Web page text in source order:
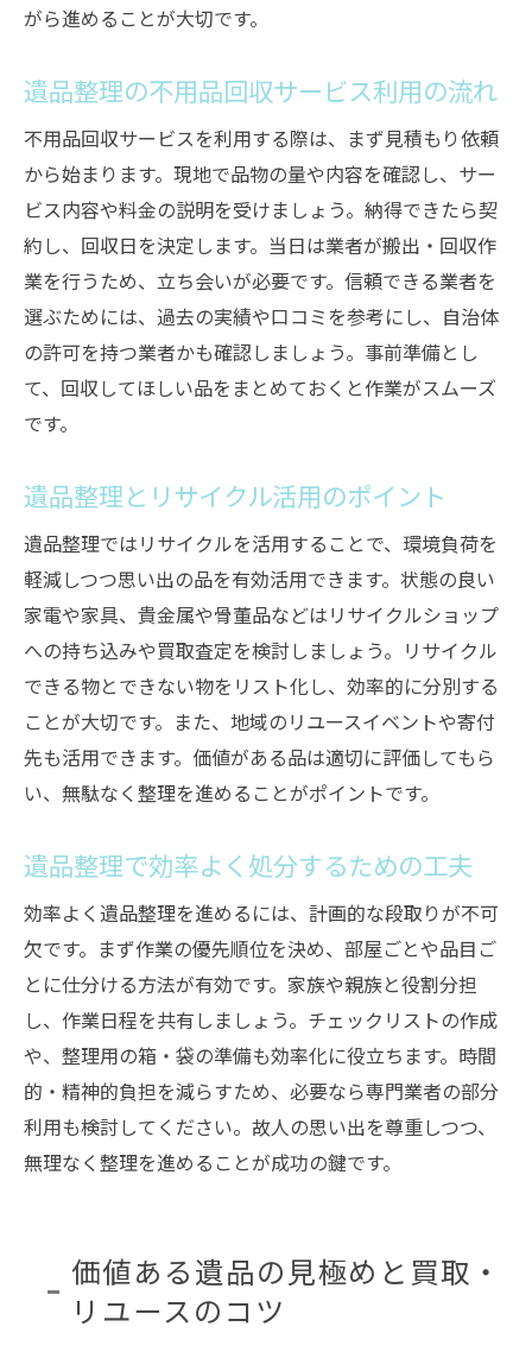
がら進めることが大切です。
遺品整理の不用品回収サービス利用の流れ
不用品回収サービスを利用する際は、まず見積もり依頼
から始まります。現地で品物の量や内容を確認し、サー
ビス内容や料金の説明を受けましょう。納得できたら契
約し、回収日を決定します。当日は業者が搬出・回収作
業を行うため、立ち会いが必要です。信頼できる業者を
選ぶためには、過去の実績や口コミを参考にし、自治体
の許可を持つ業者かも確認しましょう。事前準備とし
て、回収してほしい品をまとめておくと作業がスムーズ
です。
遺品整理とリサイクル活用のポイント
遺品整理ではリサイクルを活用することで、環境負荷を
軽減しつつ思い出の品を有効活用できます。状態の良い
家電や家具、貴金属や骨董品などはリサイクルショップ
への持ち込みや買取査定を検討しましょう。リサイクル
できる物とできない物をリスト化し、効率的に分別する
ことが大切です。また、地域のリユースイベントや寄付
先も活用できます。価値がある品は適切に評価してもら
い、無駄なく整理を進めることがポイントです。
遺品整理で効率よく処分するための工夫
効率よく遺品整理を進めるには、計画的な段取りが不可
欠です。まず作業の優先順位を決め、部屋ごとや品目ご
とに仕分ける方法が有効です。家族や親族と役割分担
し、作業日程を共有しましょう。チェックリストの作成
や、整理用の箱・袋の準備も効率化に役立ちます。時間
的・精神的負担を減らすため、必要なら専門業者の部分
利用も検討してください。故人の思い出を尊重しつつ、
無理なく整理を進めることが成功の鍵です。
価値ある遺品の見極めと買取・
リユースのコツ